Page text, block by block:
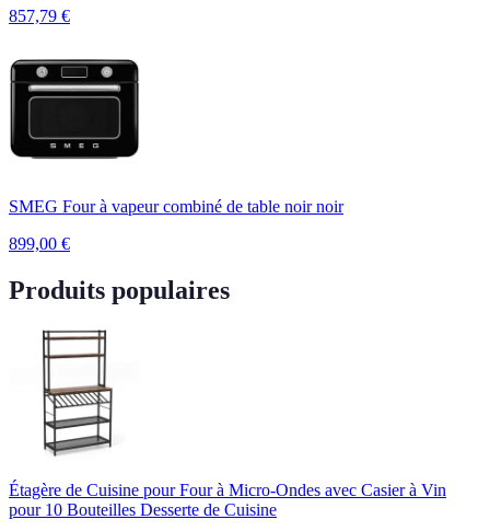
857,79 €
SMEG Four à vapeur combiné de table noir noir
899,00 €
Produits populaires
Étagère de Cuisine pour Four à Micro-Ondes avec Casier à Vin
pour 10 Bouteilles Desserte de Cuisine